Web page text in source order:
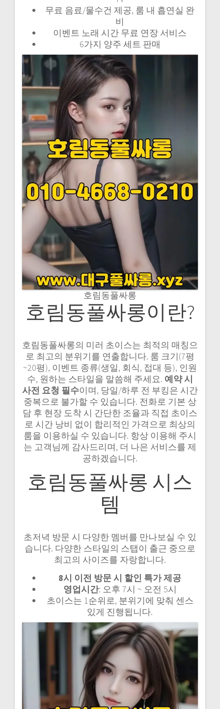
무료 음료/물수건 제공, 룸 내 흡연실 완
비
이벤트 노래 시간 무료 연장 서비스
6가지 양주 세트 판매
호림동풀싸롱
호림동풀싸롱이란?
호림동풀싸롱의 미러 초이스는 최적의 매칭으
로 최고의 분위기를 연출합니다. 룸 크기(7평
~20평), 이벤트 종류(생일, 회식, 접대 등), 인원
수, 원하는 스타일을 말씀해 주세요. 예약 시
사전 요청 필수이며, 당일/하루 전 부킹은 시간
중복으로 불가할 수 있습니다. 전화로 기본 상
담 후 현장 도착 시 간단한 조율과 직접 초이스
로 시간 낭비 없이 합리적인 가격으로 최상의
룸을 이용하실 수 있습니다. 항상 이용해 주시
는 고객님께 감사드리며, 더 나은 서비스를 제
공하겠습니다.
호림동풀싸롱 시스
템
초저녁 방문 시 다양한 멤버를 만나보실 수 있
습니다. 다양한 스타일의 스탭이 출근 중으로
최고의 사이즈를 자랑합니다.
8시 이전 방문 시 할인 특가 제공
영업시간: 오후 7시 ~ 오전 5시
초이스는 1순위로, 분위기에 맞춰 센스
있게 진행됩니다.